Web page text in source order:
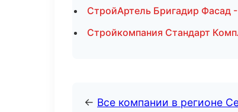
СтройАртель Бригадир Фасад
Стройкомпания Стандарт
← Все компании в регионе